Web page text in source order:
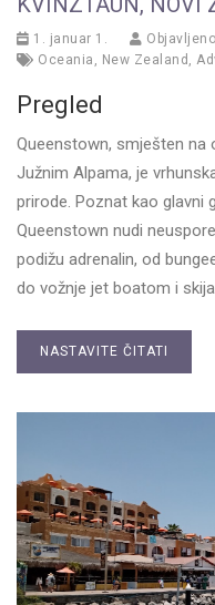
1. januar 1.
Oceania , New Zealand ,
Pregled
Queenstown, smješten na
Južnim Alpama, je
prirode. Poznat kao glavni
Queenstown nudi
podižu adrenalin, od
do vožnje jet boatom i
NASTAVITE ČITATI